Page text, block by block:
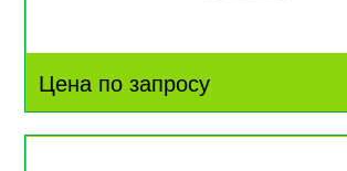
Цена по запросу